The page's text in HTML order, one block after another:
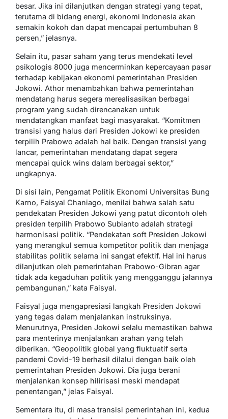
besar. Jika ini dilanjutkan dengan strategi yang tepat,
terutama di bidang energi, ekonomi Indonesia akan
semakin kokoh dan dapat mencapai pertumbuhan 8
persen,” jelasnya.
Selain itu, pasar saham yang terus mendekati level
psikologis 8000 juga mencerminkan kepercayaan pasar
terhadap kebijakan ekonomi pemerintahan Presiden
Jokowi. Athor menambahkan bahwa pemerintahan
mendatang harus segera merealisasikan berbagai
program yang sudah direncanakan untuk
mendatangkan manfaat bagi masyarakat. “Komitmen
transisi yang halus dari Presiden Jokowi ke presiden
terpilih Prabowo adalah hal baik. Dengan transisi yang
lancar, pemerintahan mendatang dapat segera
mencapai quick wins dalam berbagai sektor,”
ungkapnya.
Di sisi lain, Pengamat Politik Ekonomi Universitas Bung
Karno, Faisyal Chaniago, menilai bahwa salah satu
pendekatan Presiden Jokowi yang patut dicontoh oleh
presiden terpilih Prabowo Subianto adalah strategi
harmonisasi politik. “Pendekatan soft Presiden Jokowi
yang merangkul semua kompetitor politik dan menjaga
stabilitas politik selama ini sangat efektif. Hal ini harus
dilanjutkan oleh pemerintahan Prabowo-Gibran agar
tidak ada kegaduhan politik yang mengganggu jalannya
pembangunan,” kata Faisyal.
Faisyal juga mengapresiasi langkah Presiden Jokowi
yang tegas dalam menjalankan instruksinya.
Menurutnya, Presiden Jokowi selalu memastikan bahwa
para menterinya menjalankan arahan yang telah
diberikan. “Geopolitik global yang fluktuatif serta
pandemi Covid-19 berhasil dilalui dengan baik oleh
pemerintahan Presiden Jokowi. Dia juga berani
menjalankan konsep hilirisasi meski mendapat
penentangan,” jelas Faisyal.
Sementara itu, di masa transisi pemerintahan ini, kedua